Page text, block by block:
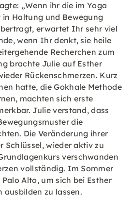
„Wenn ihr die im Yoga
Haltung und Bewegung
erwartet Ihr sehr viel
wenn Ihr denkt, sie heile
Recherchen zum
brachte Julie auf Esther
Rückenschmerzen. Kurz
hatte, die Gokhale Methode
machten sich erste
Julie verstand, dass
die
Die Veränderung ihrer
Schlüssel, wieder aktiv zu
verschwanden
vollständig. Im Sommer
Alto, um sich bei Esther
ausbilden zu lassen.